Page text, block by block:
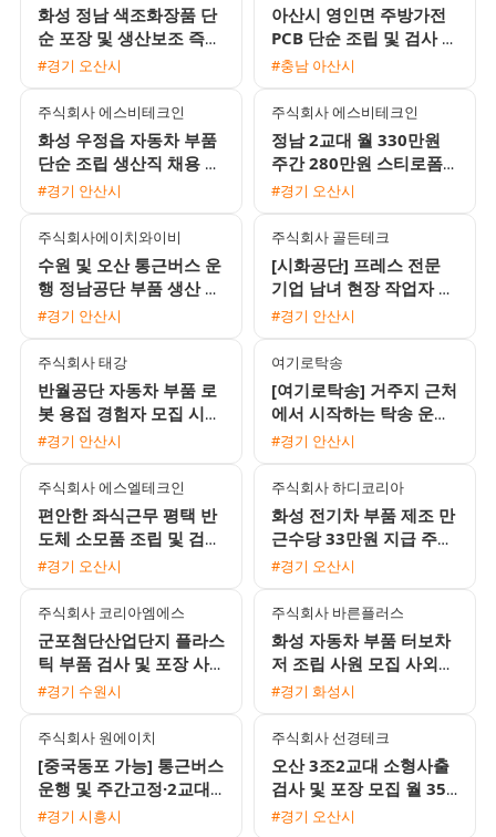
화성 정남 색조화장품 단
순 포장 및 생산보조 즉시
출근 사원 모집
#경기 오산시
아산시 영인면 주방가전
PCB 단순 조립 및 검사 채
용 자차필수
#충남 아산시
주식회사 에스비테크인
화성 우정읍 자동차 부품
단순 조립 생산직 채용 초
보 및 F비자 가능 2교대
#경기 안산시
주식회사 에스비테크인
정남 2교대 월 330만원
주간 280만원 스티로폼
박스 생산 포장 사원 모집
#경기 오산시
주식회사에이치와이비
수원 및 오산 통근버스 운
행 정남공단 부품 생산 조
립 검사 모집
#경기 안산시
주식회사 골든테크
[시화공단] 프레스 전문
기업 남녀 현장 작업자 모
집 (초보 가능)
#경기 안산시
주식회사 태강
반월공단 자동차 부품 로
봇 용접 경험자 모집 시급
10920원 주간 근무 및 통
#경기 안산시
여기로탁송
[여기로탁송] 거주지 근처
에서 시작하는 탁송 운전
기사 모집 (일급 18만원 /
#경기 안산시
주식회사 에스엘테크인
편안한 좌식근무 평택 반
도체 소모품 조립 및 검사
주간고정 채용 상여120%
#경기 오산시
주식회사 하디코리아
화성 전기차 부품 제조 만
근수당 33만원 지급 주간
고정 사원 모집
#경기 오산시
주식회사 코리아엠에스
군포첨단산업단지 플라스
틱 부품 검사 및 포장 사
원 모집 주급 정산 가능
#경기 수원시
주식회사 바른플러스
화성 자동차 부품 터보차
저 조립 사원 모집 사외기
숙사 가능 자차 필수
#경기 화성시
주식회사 원에이치
[중국동포 가능] 통근버스
운행 및 주간고정·2교대
맞춤 일자리 채용
#경기 시흥시
주식회사 선경테크
오산 3조2교대 소형사출
검사 및 포장 모집 월 350
만에서 370만원 이상 기
#경기 오산시